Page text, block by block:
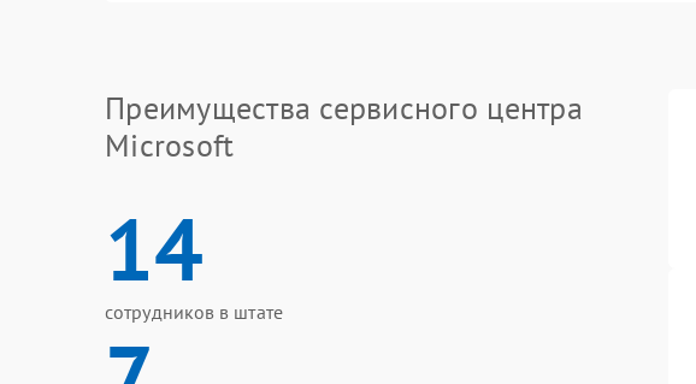
Преимущества сервисного центра
Microsoft
14
сотрудников в штате